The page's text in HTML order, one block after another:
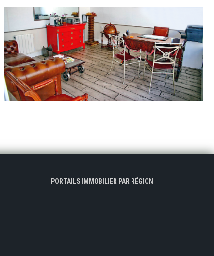
PORTAILS IMMOBILIER PAR RÉGION